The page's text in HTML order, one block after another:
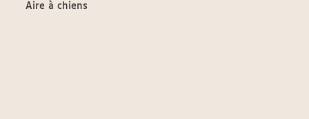
Aire à chiens